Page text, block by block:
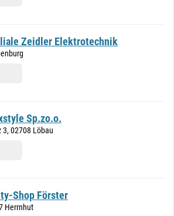
Zeidler Elektrotechnik
Sp.zo.o.
02708 Löbau
Shop Förster
Herrnhut